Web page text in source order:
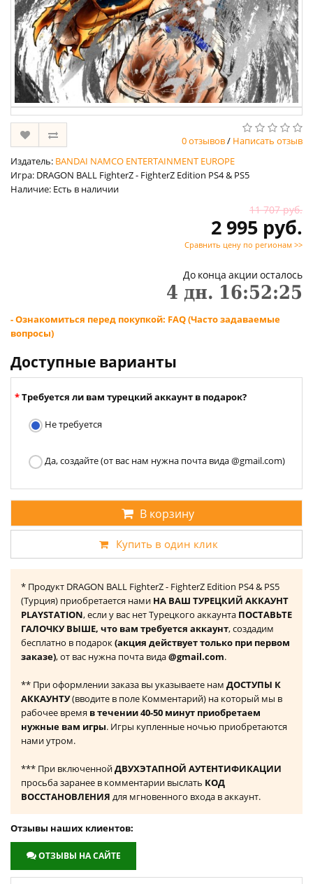
0 отзывов/ Написать отзыв
Издатель: BANDAI NAMCO ENTERTAINMENT EUROPE
Игра: DRAGON BALL FighterZ - FighterZ Edition PS4 & PS5
Наличие: Есть в наличии
11 707 руб.
2 995 руб.
Сравнить цену по регионам >>
До конца акции осталось
4 дн. 16:52:24
- Ознакомиться перед покупкой: FAQ (Часто задаваемые
вопросы)
Доступные варианты
Требуется ли вам турецкий аккаунт в подарок?
Не требуется
Да, создайте (от вас нам нужна почта вида @gmail.com)
В корзину
Купить в один клик
* Продукт DRAGON BALL FighterZ - FighterZ Edition PS4 & PS5
(Турция) приобретается нами НА ВАШ ТУРЕЦКИЙ АККАУНТ
PLAYSTATION, если у вас нет Турецкого аккаунта ПОСТАВЬТЕ
ГАЛОЧКУ ВЫШЕ, что вам требуется аккаунт, создадим
бесплатно в подарок(акция действует только при первом
заказе), от вас нужна почта вида@gmail.com.
** При оформлении заказа вы указываете нам ДОСТУПЫ К
АККАУНТУ(вводите в поле Комментарий) на который мы в
рабочее время в течении 40-50 минут приобретаем
нужные вам игры. Игры купленные ночью приобретаются
нами утром.
*** При включеннойДВУХЭТАПНОЙ АУТЕНТИФИКАЦИИ
просьба заранее в комментарии выслать КОД
ВОССТАНОВЛЕНИЯ для мгновенного входа в аккаунт.
Отзывы наших клиентов:
ОТЗЫВЫ НА САЙТЕ